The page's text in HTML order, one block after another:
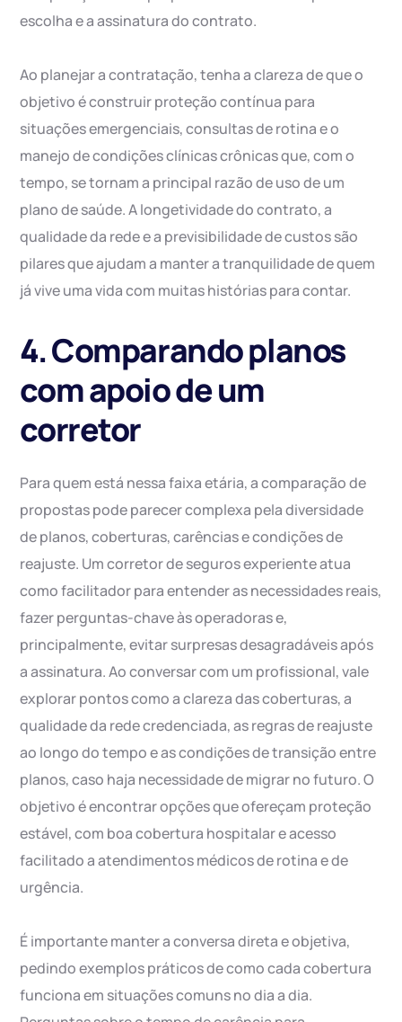
escolha e a assinatura do contrato.
Ao planejar a contratação, tenha a clareza de que o
objetivo é construir proteção contínua para
situações emergenciais, consultas de rotina e o
manejo de condições clínicas crônicas que, com o
tempo, se tornam a principal razão de uso de um
plano de saúde. A longetividade do contrato, a
qualidade da rede e a previsibilidade de custos são
pilares que ajudam a manter a tranquilidade de quem
já vive uma vida com muitas histórias para contar.
4. Comparando planos
com apoio de um
corretor
Para quem está nessa faixa etária, a comparação de
propostas pode parecer complexa pela diversidade
de planos, coberturas, carências e condições de
reajuste. Um corretor de seguros experiente atua
como facilitador para entender as necessidades reais,
fazer perguntas-chave às operadoras e,
principalmente, evitar surpresas desagradáveis após
a assinatura. Ao conversar com um profissional, vale
explorar pontos como a clareza das coberturas, a
qualidade da rede credenciada, as regras de reajuste
ao longo do tempo e as condições de transição entre
planos, caso haja necessidade de migrar no futuro. O
objetivo é encontrar opções que ofereçam proteção
estável, com boa cobertura hospitalar e acesso
facilitado a atendimentos médicos de rotina e de
urgência.
É importante manter a conversa direta e objetiva,
pedindo exemplos práticos de como cada cobertura
funciona em situações comuns no dia a dia.